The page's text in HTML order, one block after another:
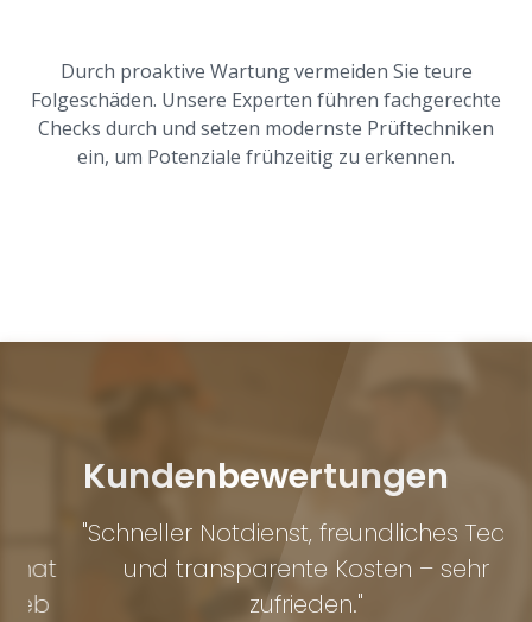
Durch proaktive Wartung vermeiden Sie teure
Folgeschäden. Unsere Experten führen fachgerechte
Checks durch und setzen modernste Prüftechniken
ein, um Potenziale frühzeitig zu erkennen.
Kundenbewertungen
"Schneller Notdienst, freundliches Team
und transparente Kosten – sehr
zufrieden."